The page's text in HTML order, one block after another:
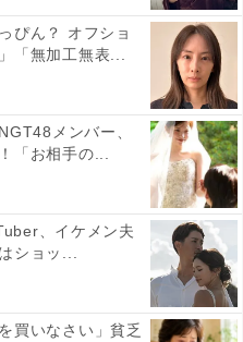
ぴん？ オフショ
「無加工無表...
メンバー、
「お相手の...
、イケメン夫
ショッ...
買いなさい」貧乏